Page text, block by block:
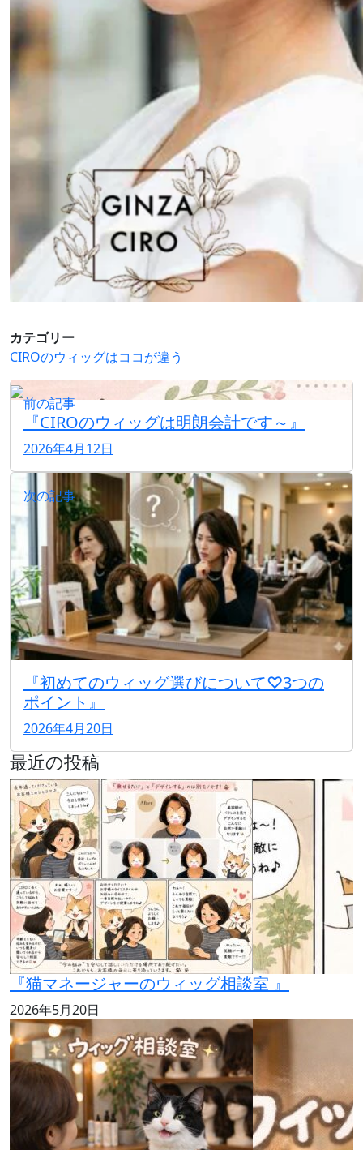
カテゴリー
CIROのウィッグはココが違う
前の記事
『CIROのウィッグは明朗会計です～』
2026年4月12日
次の記事
『初めてのウィッグ選びについて♡3つの
ポイント』
2026年4月20日
最近の投稿
『猫マネージャーのウィッグ相談室 』
2026年5月20日